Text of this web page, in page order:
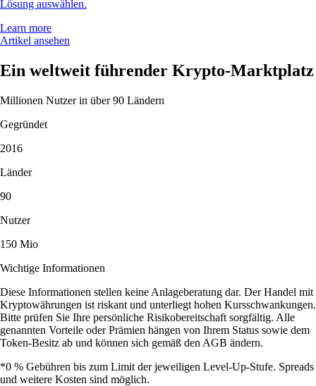
Lösung auswählen.
Learn more
Artikel ansehen
Ein weltweit führender Krypto-Marktplatz
Millionen Nutzer in über 90 Ländern
Gegründet
2016
Länder
90
Nutzer
150 Mio
Wichtige Informationen
Diese Informationen stellen keine Anlageberatung dar. Der Handel mit
Kryptowährungen ist riskant und unterliegt hohen Kursschwankungen.
Bitte prüfen Sie Ihre persönliche Risikobereitschaft sorgfältig. Alle
genannten Vorteile oder Prämien hängen von Ihrem Status sowie dem
Token-Besitz ab und können sich gemäß den AGB ändern.
*0 % Gebühren bis zum Limit der jeweiligen Level-Up-Stufe. Spreads
und weitere Kosten sind möglich.